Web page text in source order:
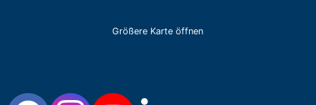
Größere Karte öffnen